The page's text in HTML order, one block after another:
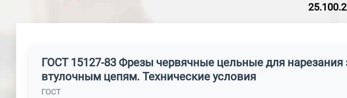
ГОСТ 15127-83 Фрезы червячные цельные для
втулочным цепям. Технические условия
ГОСТ